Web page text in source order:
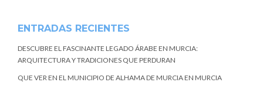
ENTRADAS RECIENTES
DESCUBRE EL FASCINANTE LEGADO ÁRABE EN MURCIA:
ARQUITECTURA Y TRADICIONES QUE PERDURAN
QUE VER EN EL MUNICIPIO DE ALHAMA DE MURCIA EN MURCIA